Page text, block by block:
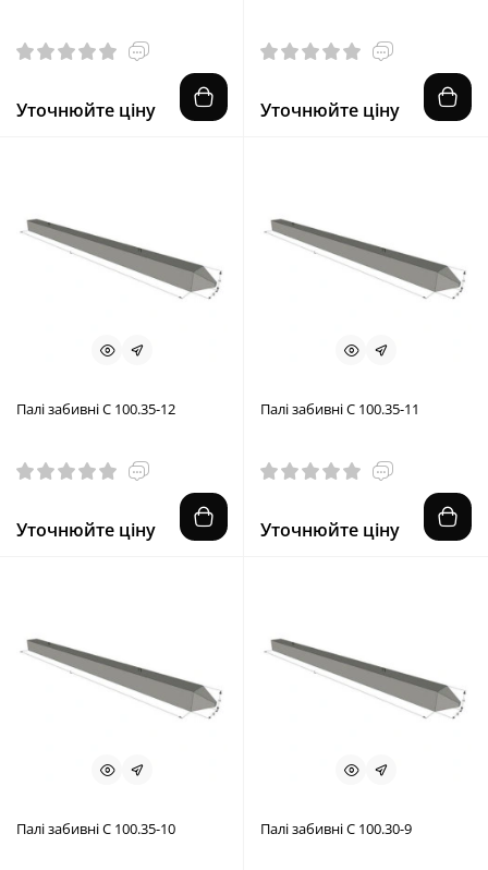
Уточнюйте ціну Уточнюйте ціну
Палі забивні С 100.35-12
Уточнюйте ціну
Палі забивні С 100.35-11
Уточнюйте ціну
Палі забивні С 100.35-10 Палі забивні С 100.30-9